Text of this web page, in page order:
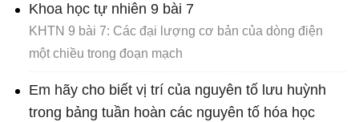
Khoa học tự nhiên 9 bài 7
KHTN 9 bài 7: Các đại lượng cơ bản của dòng điện
một chiều trong đoạn mạch
Em hãy cho biết vị trí của nguyên tố lưu huỳnh
trong bảng tuần hoàn các nguyên tố hóa học